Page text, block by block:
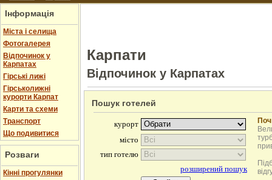
Інформація
Міста і селища
Фотогалерея
Відпочинок у
Карпатах
Гірські лижі
Гірськолижні
курорти Карпат
Карти та схеми
Транспорт
Що подивитися
Розваги
Кінні прогулянки
Карпати
Відпочинок у Карпатах
Пошук готелей